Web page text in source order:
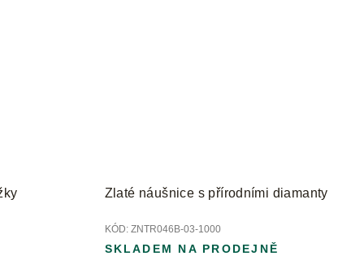
Zlaté náušnice s přírodními diamanty
KÓD: ZNTR046B-03-1000
SKLADEM NA PRODEJNĚ